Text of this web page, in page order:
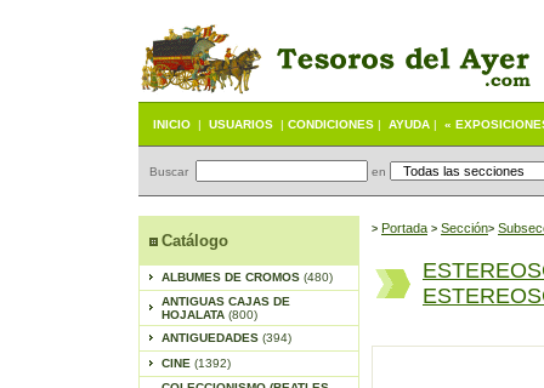
INICIO | USUARIOS | CONDICIONES | AYUDA | «
Buscar en
Catálogo
ALBUMES DE CROMOS (480)
ANTIGUAS CAJAS DE
HOJALATA (800)
ANTIGUEDADES (394)
CINE (1392)
> Portada > Sección>